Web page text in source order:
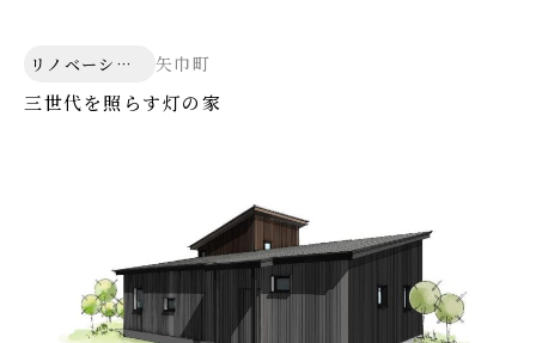
リノベーショ
矢巾町
三世代を照らす灯の家